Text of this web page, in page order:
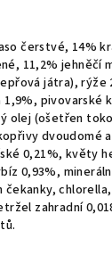
čerstvé, 14%
11,2% jehněčí
játra), rýže
1,9%, pivovarské
olej (ošetřen
dvoudomé
0,21%, květy
0,93%,
zahradní